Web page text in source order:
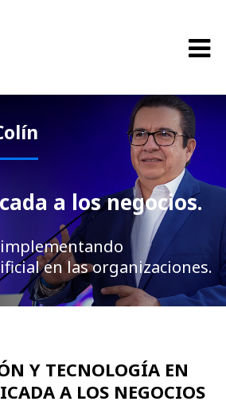
a los negocios.
en las organizaciones.
Y TECNOLOGÍA EN
A LOS NEGOCIOS